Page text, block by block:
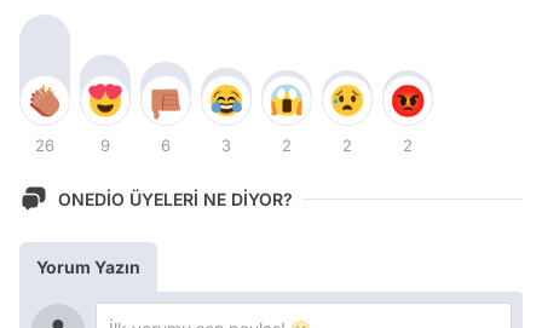
26 9 6 3 2 2 2
ONEDİO ÜYELERİ NE DİYOR?
Yorum Yazın